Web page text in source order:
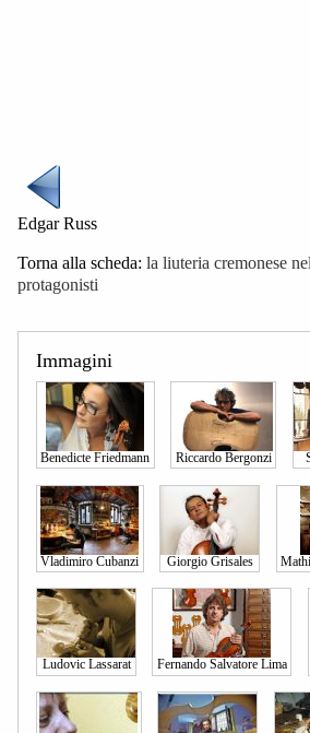
Edgar Russ
Torna alla scheda: la liuteria cremonese
protagonisti
Immagini
Benedicte Friedmann Riccardo Bergonzi
Vladimiro Cubanzi Giorgio Grisales
Ludovic Lassarat Fernando Salvatore Lima